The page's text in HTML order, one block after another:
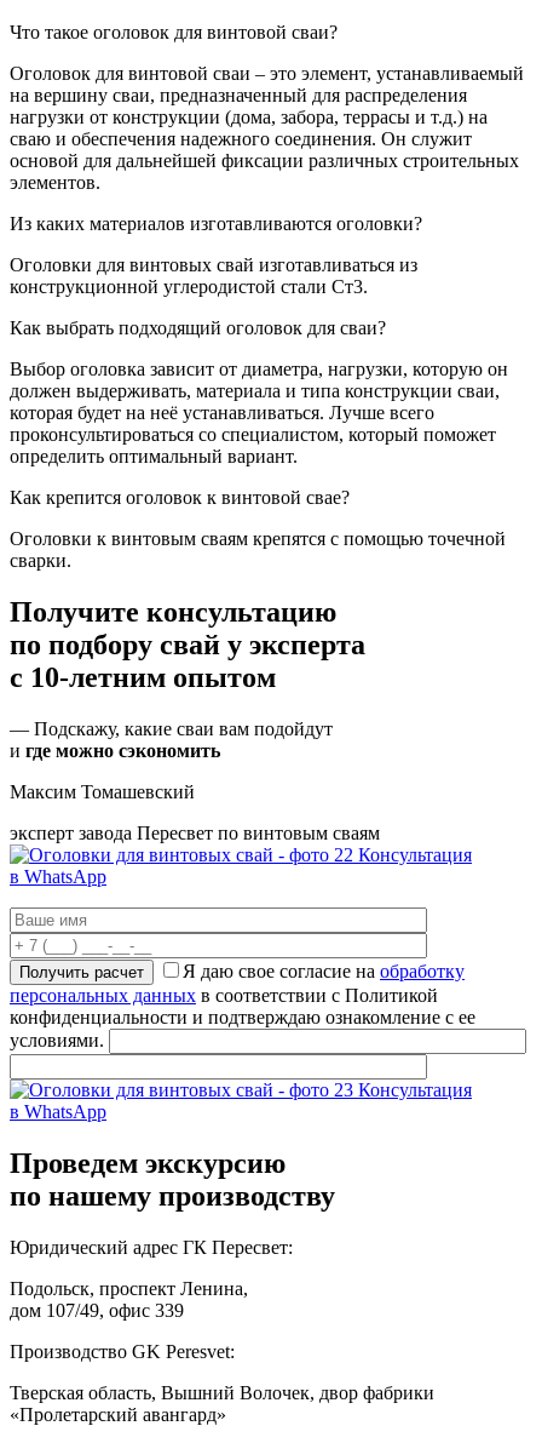
Что такое оголовок для винтовой сваи?
Оголовок для винтовой сваи – это элемент, устанавливаемый
на вершину сваи, предназначенный для распределения
нагрузки от конструкции (дома, забора, террасы и т.д.) на
сваю и обеспечения надежного соединения. Он служит
основой для дальнейшей фиксации различных строительных
элементов.
Из каких материалов изготавливаются оголовки?
Оголовки для винтовых свай изготавливаться из
конструкционной углеродистой стали Ст3.
Как выбрать подходящий оголовок для сваи?
Выбор оголовка зависит от диаметра, нагрузки, которую он
должен выдерживать, материала и типа конструкции сваи,
которая будет на неё устанавливаться. Лучше всего
проконсультироваться со специалистом, который поможет
определить оптимальный вариант.
Как крепится оголовок к винтовой свае?
Оголовки к винтовым сваям крепятся с помощью точечной
сварки.
Получите консультацию
по подбору свай у эксперта
с 10-летним опытом
— Подскажу, какие сваи вам подойдут
и где можно сэкономить
Максим Томашевский
эксперт завода Пересвет по винтовым сваям
Консультация
в WhatsApp
Я даю свое согласие на обработку
персональных данных в соответствии с Политикой
конфиденциальности и подтверждаю ознакомление с ее
условиями.
Консультация
в WhatsApp
Проведем экскурсию
по нашему производству
Юридический адрес ГК Пересвет:
Подольск, проспект Ленина,
дом 107/49, офис 339
Производство GK Peresvet:
Тверская область, Вышний Волочек, двор фабрики
«Пролетарский авангард»